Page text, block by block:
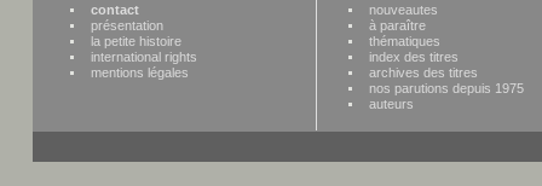
contact
présentation
la petite histoire
international rights
mentions légales
nouveautes
à paraître
thématiques
index des titres
archives des titres
nos parutions depuis 1975
auteurs